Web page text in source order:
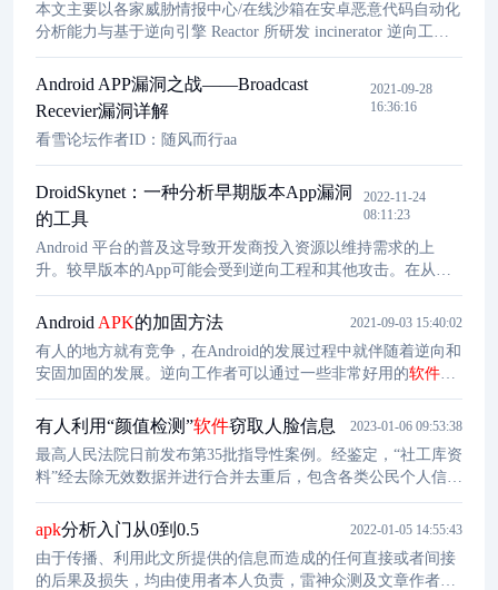
时，也不可避免地面临信息安全问题。2015年，两名黑客实现
远程操控行驶中的切诺
本文主要以各家威胁情报中心/在线沙箱在安卓恶意代码自动化
分析能力与基于逆向引擎 Reactor 所研发 incinerator 逆向工具
进行分析能力的对比，从而让大家更加清晰直观的了解到彼此
之间的区别，文章所测试的威胁情报中心均为公开版本（免
费），并不代表各个能力平台的实际状态，不以偏概全。
Android APP漏洞之战——Broadcast
Recevier漏洞详解
2021-09-28
16:36:16
看雪论坛作者ID：随风而行aa
DroidSkynet：一种分析早期版本App漏洞
的工具
2022-11-24
08:11:23
Android 平台的普及这导致开发商投入资源以维持需求的上
升。较早版本的App可能会受到逆向工程和其他攻击。在从现
实世界收集的1500个主流应用中，DroidSkynet显示攻击使用早
期版本的应用的成功率为34%。
Android APK的加固方法 2021-09-03 15:40:02
有人的地方就有竞争，在Android的发展过程中就伴随着逆向和
安固加固的发展。逆向工作者可以通过一些非常好用的软件，
如IDA、JEB等，来加快逆向的速度；应用开发工作者也会通过
各种手段来阻止逆向工作者对自己的应用进行逆向。
有人利用“颜值检测”软件窃取人脸信息 2023-01-06 09:53:38
最高人民法院日前发布第35批指导性案例。经鉴定，“社工库资
料”经去除无效数据并进行合并去重后，包含各类公民个人信息
共计8100万余条。上海市奉贤区人民检察院以社会公共利益受
到损害为由，向上海市奉贤区人民法院提起刑事附带民事公益
诉讼。
apk分析入门从0到0.5 2022-01-05 14:55:43
由于传播、利用此文所提供的信息而造成的任何直接或者间接
的后果及损失，均由使用者本人负责，雷神众测及文章作者不